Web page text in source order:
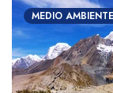
MEDIO AMBIENTE